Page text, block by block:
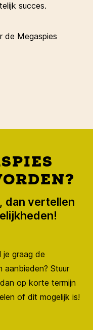
succes.
de Megaspies
dan vertellen
je graag de
aanbieden? Stuur
op korte termijn
of dit mogelijk is!